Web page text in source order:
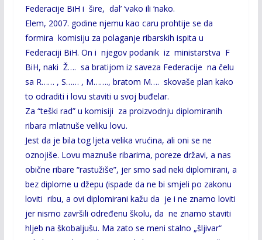
Federacije BiH i šire, dal’ ‘vako ili ‘nako.
Elem, 2007. godine njemu kao caru prohtije se da
formira komisiju za polaganje ribarskih ispita u
Federaciji BiH. On i njegov podanik iz ministarstva F
BiH, naki Ž…. sa bratijom iz saveza Federacije na čelu
sa R…… , S…… , M……., bratom M…. skovaše plan kako
to odraditi i lovu staviti u svoj buđelar.
Za “teški rad” u komisiji za proizvodnju diplomiranih
ribara mlatnuše veliku lovu.
Jest da je bila tog ljeta velika vrućina, ali oni se ne
oznojiše. Lovu maznuše ribarima, poreze državi, a nas
obične ribare “rastužiše”, jer smo sad neki diplomirani, a
bez diplome u džepu (ispade da ne bi smjeli po zakonu
loviti ribu, a ovi diplomirani kažu da je i ne znamo loviti
jer nismo završili određenu školu, da ne znamo staviti
hljeb na škobaljušu. Ma zato se meni stalno „šljivar“